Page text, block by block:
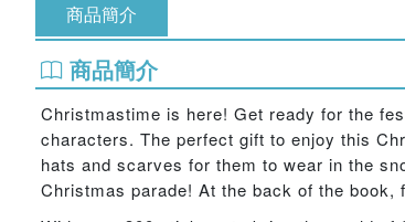
商品簡介
商品簡介
Christmastime is here! Get ready for the
characters. The perfect gift to enjoy this
hats and scarves for them to wear in the
Christmas parade! At the back of the